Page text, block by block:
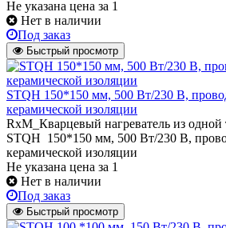
Не указана цена за 1
Нет в наличии
Под заказ
Быстрый просмотр
STQH 150*150 мм, 500 Вт/230 В,
керамической изоляции
RxM_Кварцевый нагреватель из одной
STQH 150*150 мм, 500 Вт/230 В,
керамической изоляции
Не указана цена за 1
Нет в наличии
Под заказ
Быстрый просмотр